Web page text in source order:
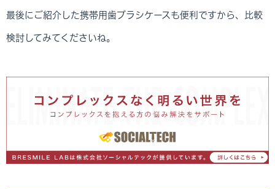
最後にご紹介した携帯用歯ブラシケースも便利ですから、比較
検討してみてくださいね。